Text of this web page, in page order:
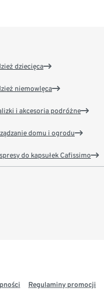
dziecięca
niemowlęca
i akcesoria podróżne
domu i ogrodu
do kapsułek Cafissimo
Regulaminy promocji